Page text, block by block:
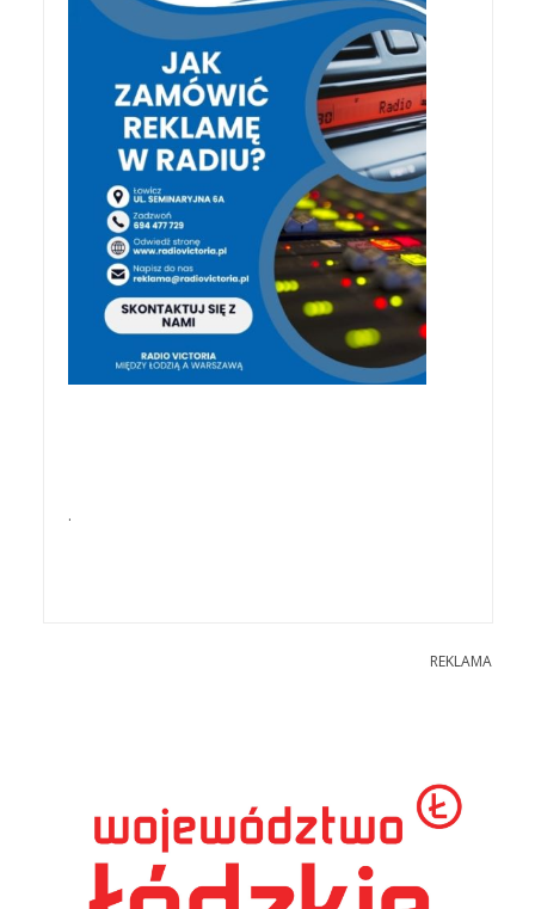
.
REKLAMA